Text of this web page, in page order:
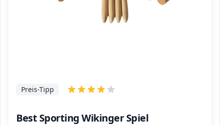
Best Sporting Wikinger Spiel
Preis-Tipp